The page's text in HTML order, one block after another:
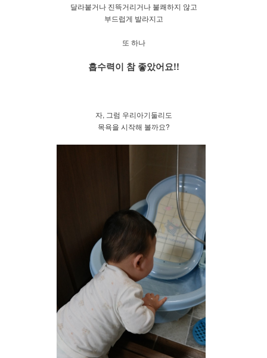
달라붙거나 진뜩거리거나 불쾌하지 않고
부드럽게 발라지고
또 하나
흡수력이 참 좋았어요!!
자, 그럼 우리아기둘리도
목욕을 시작해 볼까요?